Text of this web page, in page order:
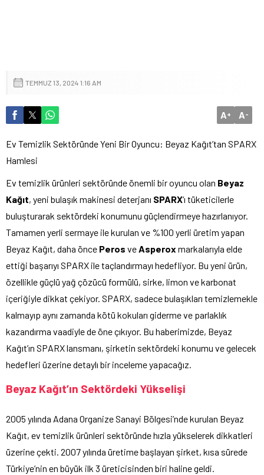
TEMMUZ 13, 2024 1:16 AM
A+ A-
Ev Temizlik Sektöründe Yeni Bir Oyuncu: Beyaz Kağıt’tan SPARX
Hamlesi
Ev temizlik ürünleri sektöründe önemli bir oyuncu olan Beyaz
Kağıt, yeni bulaşık makinesi deterjanı SPARX‘ı tüketicilerle
buluşturarak sektördeki konumunu güçlendirmeye hazırlanıyor.
Tamamen yerli sermaye ile kurulan ve %100 yerli üretim yapan
Beyaz Kağıt, daha önce Peros veAsperox markalarıyla elde
ettiği başarıyı SPARX ile taçlandırmayı hedefliyor. Bu yeni ürün,
özellikle güçlü yağ çözücü formülü, sirke, limon ve karbonat
içeriğiyle dikkat çekiyor. SPARX, sadece bulaşıkları temizlemekle
kalmayıp aynı zamanda kötü kokuları giderme ve parlaklık
kazandırma vaadiyle de öne çıkıyor. Bu haberimizde, Beyaz
Kağıt’ın SPARX lansmanı, şirketin sektördeki konumu ve gelecek
hedefleri üzerine detaylı bir inceleme yapacağız.
Beyaz Kağıt’ın Sektördeki Yükselişi
2005 yılında Adana Organize Sanayi Bölgesi’nde kurulan Beyaz
Kağıt, ev temizlik ürünleri sektöründe hızla yükselerek dikkatleri
üzerine çekti. 2007 yılında üretime başlayan şirket, kısa sürede
Türkiye’nin en büyük ilk 3 üreticisinden biri haline geldi.